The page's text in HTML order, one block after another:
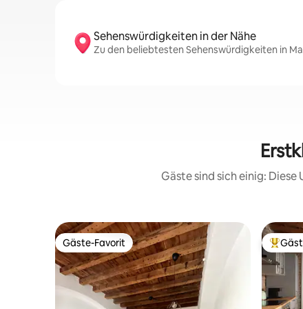
Sehenswürdigkeiten in der Nähe
Zu den beliebtesten Sehenswürdigkeiten in
Gäste sind sich einig:
Gäste-Favorit
Gäste-Favorit